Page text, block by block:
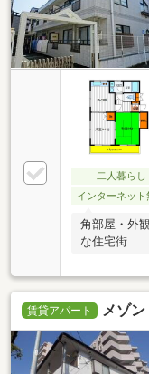
二人暮らし
インターネット
角部屋・外
な住宅街
賃貸アパート メゾ